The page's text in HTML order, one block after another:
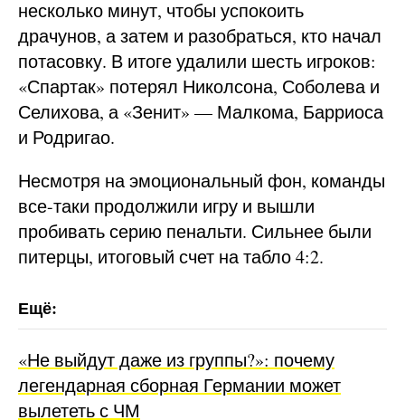
несколько минут, чтобы успокоить
драчунов, а затем и разобраться, кто начал
потасовку. В итоге удалили шесть игроков:
«Спартак» потерял Николсона, Соболева и
Селихова, а «Зенит» — Малкома, Барриоса
и Родригао.
Несмотря на эмоциональный фон, команды
все-таки продолжили игру и вышли
пробивать серию пенальти. Сильнее были
питерцы, итоговый счет на табло 4:2.
«Не выйдут даже из группы?»: почему
легендарная сборная Германии может
вылететь с ЧМ